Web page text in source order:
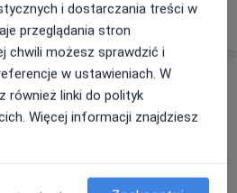
są ceny?
i dostarczania treści w
przeglądania stron
chwili możesz sprawdzić i
w ustawieniach. W
również linki do polityk
Więcej informacji znajdziesz